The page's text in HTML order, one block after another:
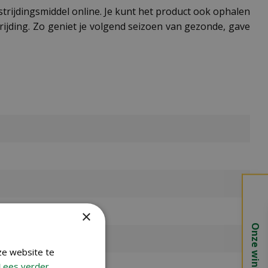
online. Je kunt het product ook ophalen
Zo geniet je volgend seizoen van gezonde, gave
Onze winkels
×
website te